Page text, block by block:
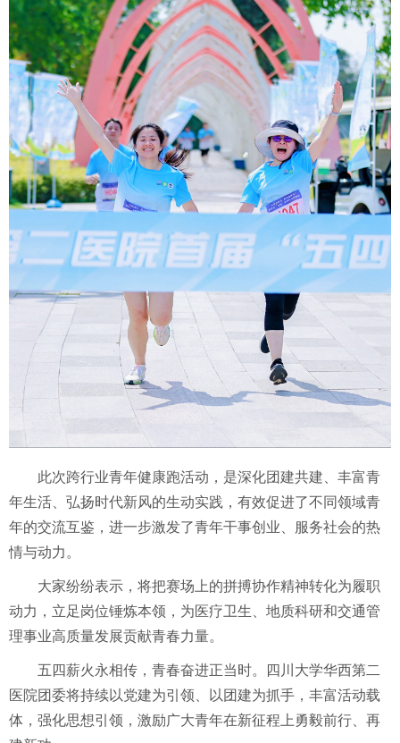
此次跨行业青年健康跑活动，是深化团建共建、丰富青
年生活、弘扬时代新风的生动实践，有效促进了不同领域青
年的交流互鉴，进一步激发了青年干事创业、服务社会的热
情与动力。
大家纷纷表示，将把赛场上的拼搏协作精神转化为履职
动力，立足岗位锤炼本领，为医疗卫生、地质科研和交通管
理事业高质量发展贡献青春力量。
五四薪火永相传，青春奋进正当时。四川大学华西第二
医院团委将持续以党建为引领、以团建为抓手，丰富活动载
体，强化思想引领，激励广大青年在新征程上勇毅前行、再